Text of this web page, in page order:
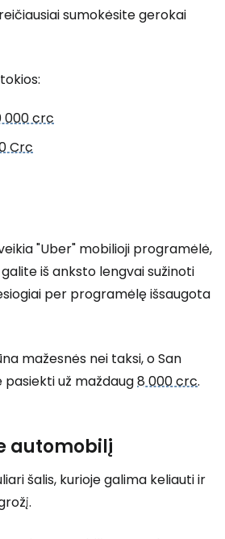
sumokėsite gerokai
000 crc
Crc
"Uber" mobilioji programėlė,
iš anksto lengvai sužinoti
per programėlę išsaugota
mažesnės nei taksi, o San
už maždaug8 000 crc.
automobilį
šalis, kurioje galima keliauti ir